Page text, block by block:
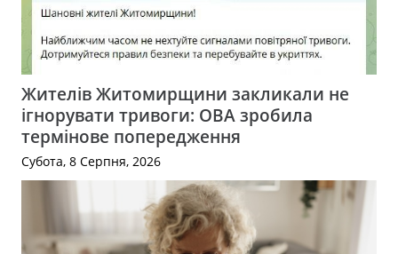
Жителів Житомирщини закликали не
ігнорувати тривоги: ОВА зробила
термінове попередження
Субота, 8 Серпня, 2026